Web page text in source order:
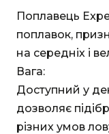
Поплавець
поплавок,
на середніх і
Вага:
Доступний у
дозволяє
різних умов